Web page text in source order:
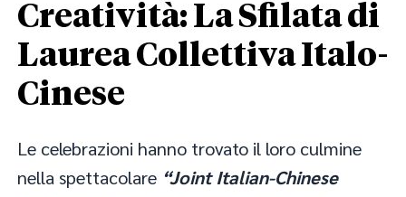
Creatività: La Sfilata di
Laurea Collettiva Italo-
Cinese
Le celebrazioni hanno trovato il loro culmine
nella spettacolare “Joint Italian-Chinese